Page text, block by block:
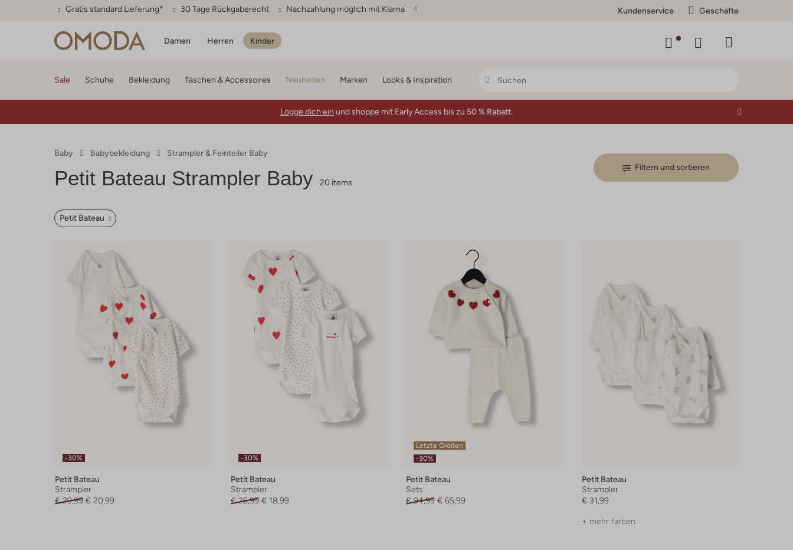
Gratis standard Lieferung* 30 Tage Rückgaberecht Nachzahlung möglich mit Klarna Kundenservice Geschäfte
Damen Herren Kinder
Sale Schuhe Bekleidung Taschen & Accessoires Neuheiten Marken Looks & Inspiration
Logge dich ein und shoppe mit Early Access bis zu 50 % Rabatt.
Baby Babybekleidung Strampler & Feinteiler Baby
Petit Bateau Strampler Baby 20 items
Filtern und sortieren
Petit Bateau
-30%
Petit Bateau
Strampler
€ 29,99 € 20,99
-30%
Petit Bateau
Strampler
€ 26,99 € 18,99
Letzte Größen
-30%
Petit Bateau
Sets
€ 94,99 € 65,99
Petit Bateau
Strampler
€ 31,99
+ mehr farben